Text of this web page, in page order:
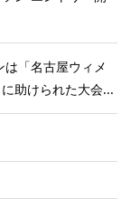
は「名古屋ウィメ
助けられた大会...